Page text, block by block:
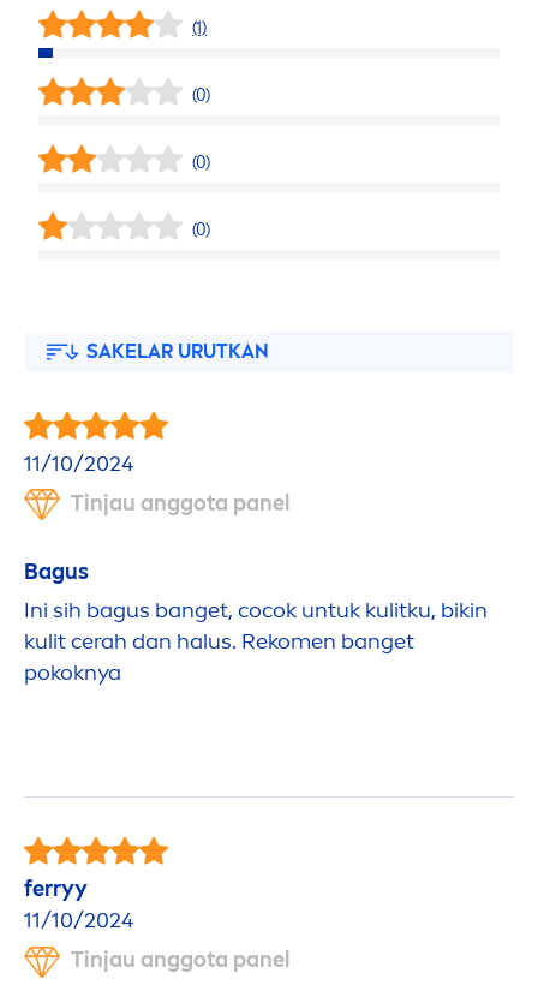
(1)
(0)
(0)
(0)
SAKELAR URUTKAN
11/10/2024
Tinjau anggota panel
Bagus
Ini sih bagus banget, cocok untuk kulitku, bikin
kulit cerah dan halus. Rekomen banget
pokoknya
ferryy
11/10/2024
Tinjau anggota panel